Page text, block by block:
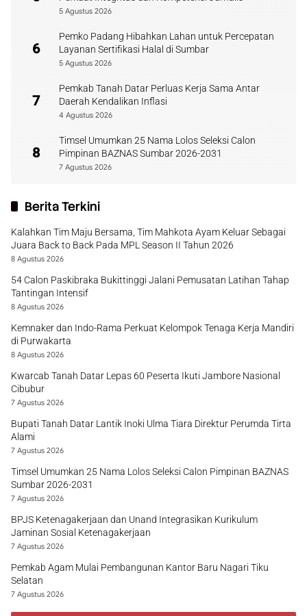
5 Agustus 2026
6
Pemko Padang Hibahkan Lahan untuk Percepatan
Layanan Sertifikasi Halal di Sumbar
5 Agustus 2026
7
Pemkab Tanah Datar Perluas Kerja Sama Antar
Daerah Kendalikan Inflasi
4 Agustus 2026
8
Timsel Umumkan 25 Nama Lolos Seleksi Calon
Pimpinan BAZNAS Sumbar 2026-2031
7 Agustus 2026
Berita Terkini
Kalahkan Tim Maju Bersama, Tim Mahkota Ayam Keluar Sebagai
Juara Back to Back Pada MPL Season II Tahun 2026
8 Agustus 2026
54 Calon Paskibraka Bukittinggi Jalani Pemusatan Latihan Tahap
Tantingan Intensif
8 Agustus 2026
Kemnaker dan Indo-Rama Perkuat Kelompok Tenaga Kerja Mandiri
di Purwakarta
8 Agustus 2026
Kwarcab Tanah Datar Lepas 60 Peserta Ikuti Jambore Nasional
Cibubur
7 Agustus 2026
Bupati Tanah Datar Lantik Inoki Ulma Tiara Direktur Perumda Tirta
Alami
7 Agustus 2026
Timsel Umumkan 25 Nama Lolos Seleksi Calon Pimpinan BAZNAS
Sumbar 2026-2031
7 Agustus 2026
BPJS Ketenagakerjaan dan Unand Integrasikan Kurikulum
Jaminan Sosial Ketenagakerjaan
7 Agustus 2026
Pemkab Agam Mulai Pembangunan Kantor Baru Nagari Tiku
Selatan
7 Agustus 2026